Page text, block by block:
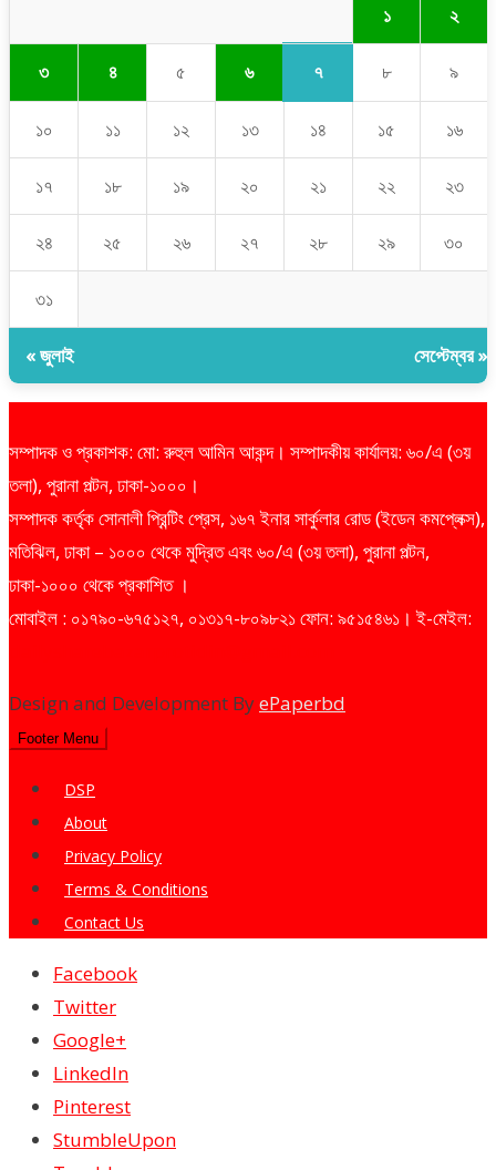
১ ২
৩ ৪ ৫ ৬ ৭ ৮ ৯
১০ ১১ ১২ ১৩ ১৪ ১৫ ১৬
১৭ ১৮ ১৯ ২০ ২১ ২২ ২৩
২৪ ২৫ ২৬ ২৭ ২৮ ২৯ ৩০
৩১
« জুলাই সেপ্টেম্বর »
সম্পাদক ও প্রকাশক: মো: রুহুল আমিন আকন্দ। সম্পাদকীয় কার্যালয়: ৬০/এ (৩য়
তলা), পুরানা পল্টন, ঢাকা-১০০০।
সম্পাদক কর্তৃক সোনালী প্রিন্টিং প্রেস, ১৬৭ ইনার সার্কুলার রোড (ইডেন কমপ্লেক্স),
মতিঝিল, ঢাকা – ১০০০ থেকে মুদ্রিত এবং ৬০/এ (৩য় তলা), পুরানা পল্টন,
ঢাকা-১০০০ থেকে প্রকাশিত ।
মোবাইল : ০১৭৯০-৬৭৫১২৭, ০১৩১৭-৮০৯৮২১ ফোন: ৯৫১৫৪৬১। ই-মেইল:
Design and Development ByePaperbd
Footer Menu
DSP
About
Privacy Policy
Terms & Conditions
Contact Us
Facebook
Twitter
Google+
LinkedIn
Pinterest
StumbleUpon